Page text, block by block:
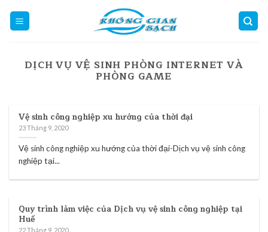
DỊCH VỤ VỆ SINH PHÒNG INTERNET VÀ
PHÒNG GAME
Vệ sinh công nghiệp xu hướng của thời đại
23 Tháng 9, 2020
Vệ sinh công nghiệp xu hướng của thời đại-Dịch vụ vệ sinh công
nghiệp tại...
Quy trình làm việc của Dịch vụ vệ sinh công nghiệp tại
Huế
22 Tháng 9, 2020